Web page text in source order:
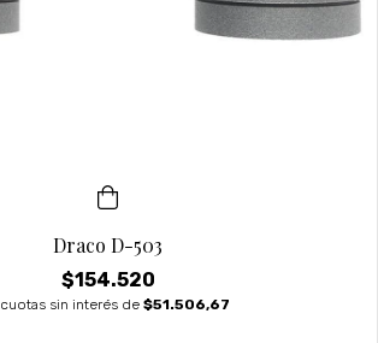
Draco D-503
$154.520
cuotas sin interés de $51.506,67